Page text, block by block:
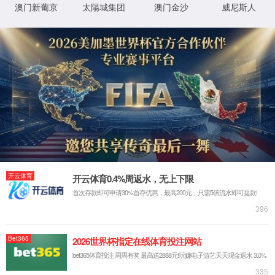
详细错误信息:
模块 IIS Web Core
通知
MapRequestHan
dler
处理程
序
StaticFile
错误代
码
0x80070002
请求的
URL
:80/en/index.aspx
径
C:\sites\udimc\en\index.aspx
登录方
法
匿名
登录用 匿名
详细信息:
此错误表明文件或目录在服务器上不存在。请创建文件或目录并重新尝试请
求。
XML 地图